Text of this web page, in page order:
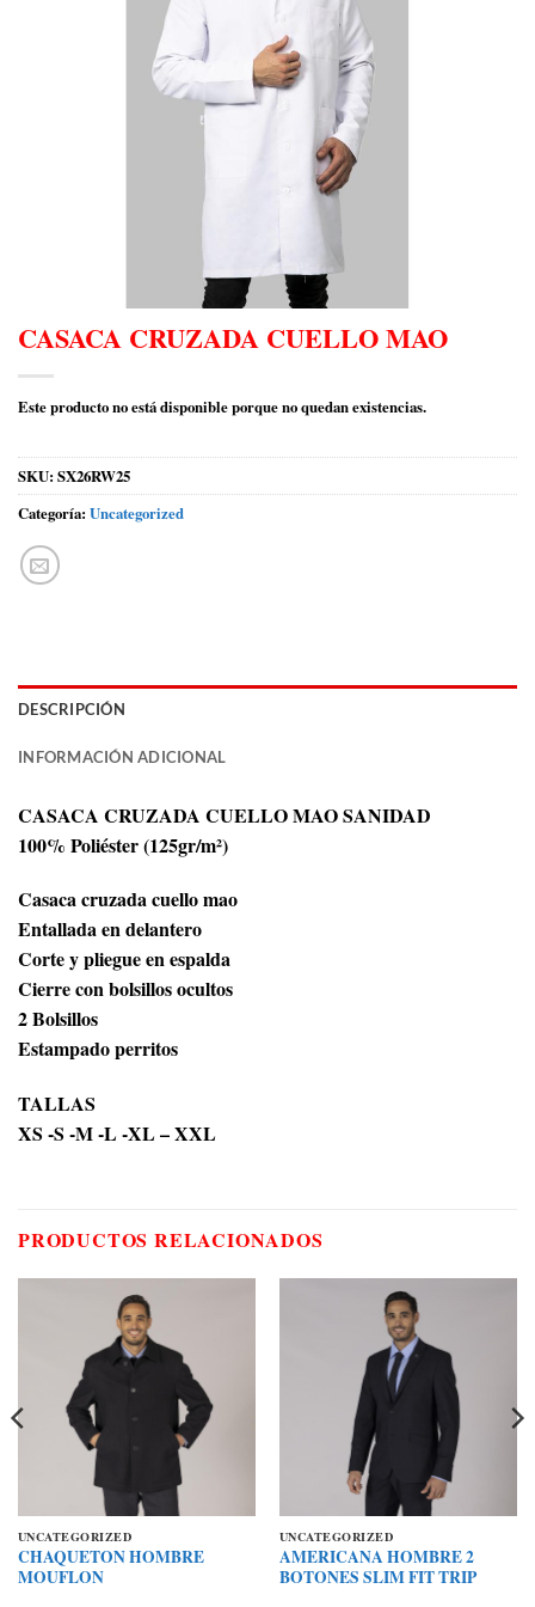
CASACA CRUZADA CUELLO MAO
Este producto no está disponible porque no quedan existencias.
SKU: SX26RW25
Categoría: Uncategorized
DESCRIPCIÓN
INFORMACIÓN ADICIONAL
CASACA CRUZADA CUELLO MAO SANIDAD
100% Poliéster (125gr/m²)
Casaca cruzada cuello mao
Entallada en delantero
Corte y pliegue en espalda
Cierre con bolsillos ocultos
2 Bolsillos
Estampado perritos
TALLAS
XS -S -M -L -XL – XXL
PRODUCTOS RELACIONADOS
UNCATEGORIZED
CHAQUETON HOMBRE
MOUFLON
UNCATEGORIZED
AMERICANA HOMBRE 2
BOTONES SLIM FIT TRIP